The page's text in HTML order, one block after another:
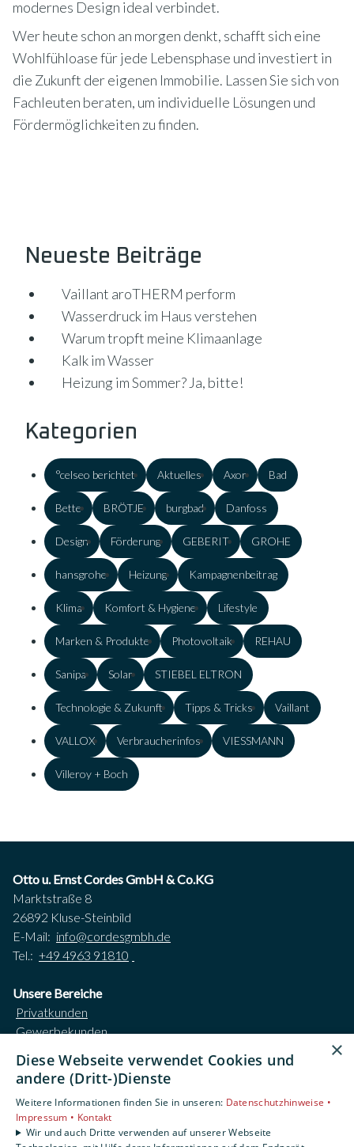
modernes Design ideal verbindet.
Wer heute schon an morgen denkt, schafft sich eine
Wohlfühloase für jede Lebensphase und investiert in
die Zukunft der eigenen Immobilie. Lassen Sie sich von
Fachleuten beraten, um individuelle Lösungen und
Fördermöglichkeiten zu finden.
Neueste Beiträge
Vaillant aroTHERM perform
Wasserdruck im Haus verstehen
Warum tropft meine Klimaanlage
Kalk im Wasser
Heizung im Sommer? Ja, bitte!
Kategorien
°celseo berichtet Aktuelles Axor Bad
Bette BRÖTJE burgbad Danfoss
Design Förderung GEBERIT GROHE
hansgrohe Heizung Kampagnenbeitrag
Klima Komfort & Hygiene Lifestyle
Marken & Produkte Photovoltaik REHAU
Sanipa Solar STIEBEL ELTRON
Technologie & Zukunft Tipps & Tricks Vaillant
VALLOX Verbraucherinfos VIESSMANN
Villeroy + Boch
Otto u. Ernst Cordes GmbH & Co.KG
Marktstraße 8
26892 Kluse-Steinbild
E-Mail: info@cordesgmbh.de
Tel.: +49 4963 91810
Unsere Bereiche
Privatkunden
Gewerbekunden
Unternehmen
Kontakt
Impressum
×
Diese Webseite verwendet Cookies und
andere (Dritt-)Dienste
Weitere Informationen finden Sie in unseren: Datenschutzhinweise •
Impressum • Kontakt
Wir und auch Dritte verwenden auf unserer Webseite